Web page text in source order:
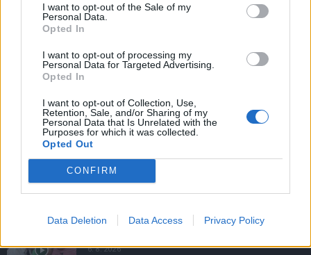
I want to opt-out of the Sale of my
Personal Data.
Opted In
I want to opt-out of processing my
Personal Data for Targeted Advertising.
Opted In
I want to opt-out of Collection, Use,
Retention, Sale, and/or Sharing of my
Personal Data that Is Unrelated with the
Purposes for which it was collected.
Opted Out
CONFIRM
Data Deletion Data Access Privacy Policy
6. 8. 2026